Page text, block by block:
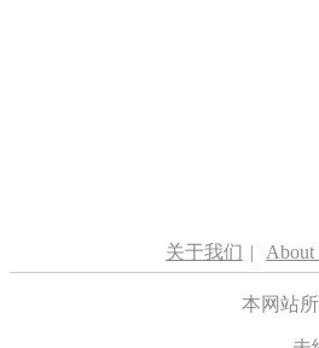
关于我们 | About
本网站